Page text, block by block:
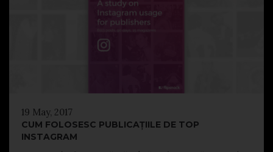
19 May, 2017
CUM FOLOSESC PUBLICAȚIILE DE TOP
INSTAGRAM